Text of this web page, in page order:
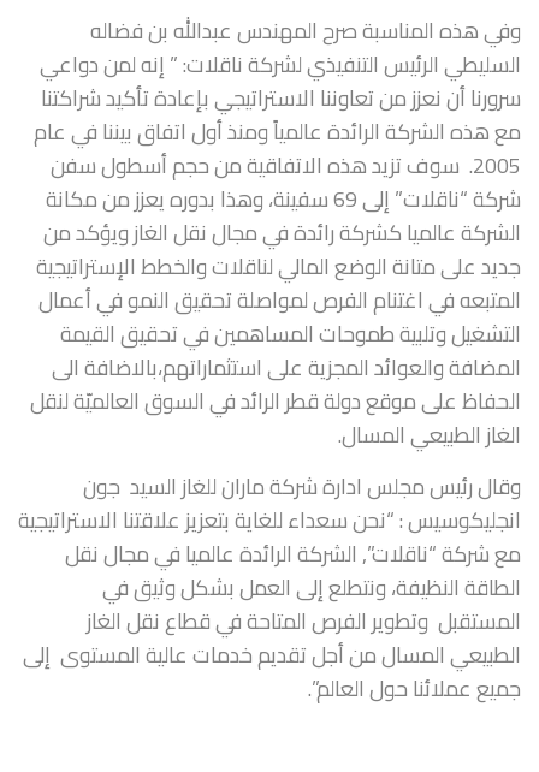
وفي هذه المناسبة صرح المهندس عبدالله بن فضاله
السليطي الرئيس التنفيذي لشركة ناقلات: ” إنه لمن دواعي
سرورنا أن نعزز من تعاوننا الاستراتيجي بإعادة تأكيد شراكتنا
مع هذه الشركة الرائدة عالمياً ومنذ أول اتفاق بيننا في عام
2005. سوف تزيد هذه الاتفاقية من حجم أسطول سفن
شركة “ناقلات” إلى 69 سفينة، وهذا بدوره يعزز من مكانة
الشركة عالميا كشركة رائدة في مجال نقل الغاز ويؤكد من
جديد على متانة الوضع المالي لناقلات والخطط الإستراتيجية
المتبعه في اغتنام الفرص لمواصلة تحقيق النمو في أعمال
التشغيل وتلبية طموحات المساهمين في تحقيق القيمة
المضافة والعوائد المجزية على استثماراتهم،بالاضافة الى
الحفاظ على موقع دولة قطر الرائد في السوق العالميّة لنقل
الغاز الطبيعي المسال.
وقال رئيس مجلس ادارة شركة ماران للغاز السيد جون
انجليكوسيس : “نحن سعداء للغاية بتعزيز علاقتنا الاستراتيجية
مع شركة “ناقلات”, الشركة الرائدة عالميا في مجال نقل
الطاقة النظيفة، ونتطلع إلى العمل بشكل وثيق في
المستقبل وتطوير الفرص المتاحة في قطاع نقل الغاز
الطبيعي المسال من أجل تقديم خدمات عالية المستوى إلى
جميع عملائنا حول العالم”.